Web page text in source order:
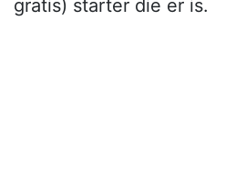
gratis) starter die er is.